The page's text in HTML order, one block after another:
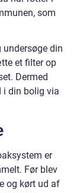
som
undersøge din
et filter op
Dermed
i din bolig via
er
Før blev
og kørt ud af